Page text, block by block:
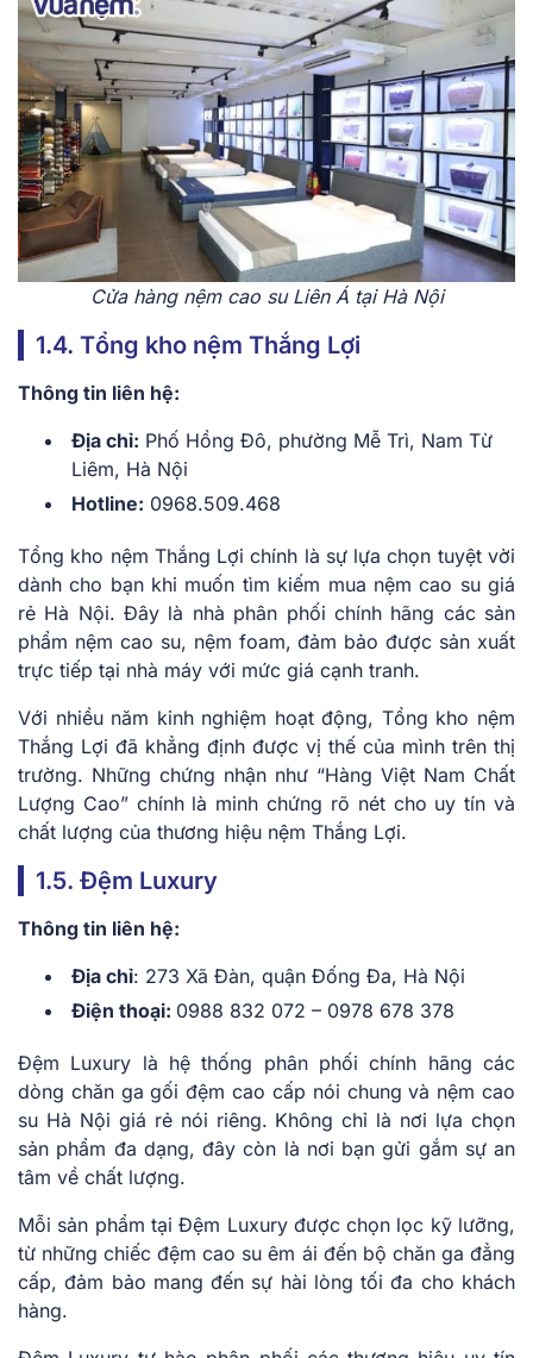
Cửa hàng nệm cao su Liên Á tại Hà Nội
1.4. Tổng kho nệm Thắng Lợi
Thông tin liên hệ:
Địa chỉ: Phố Hồng Đô, phường Mễ Trì, Nam Từ
Liêm, Hà Nội
Hotline: 0968.509.468
Tổng kho nệm Thắng Lợi chính là sự lựa chọn tuyệt vời
dành cho bạn khi muốn tìm kiếm mua nệm cao su giá
rẻ Hà Nội. Đây là nhà phân phối chính hãng các sản
phẩm nệm cao su, nệm foam, đảm bảo được sản xuất
trực tiếp tại nhà máy với mức giá cạnh tranh.
Với nhiều năm kinh nghiệm hoạt động, Tổng kho nệm
Thắng Lợi đã khẳng định được vị thế của mình trên thị
trường. Những chứng nhận như “Hàng Việt Nam Chất
Lượng Cao” chính là minh chứng rõ nét cho uy tín và
chất lượng của thương hiệu nệm Thắng Lợi.
1.5. Đệm Luxury
Thông tin liên hệ:
Địa chỉ: 273 Xã Đàn, quận Đống Đa, Hà Nội
Điện thoại: 0988 832 072 – 0978 678 378
Đệm Luxury là hệ thống phân phối chính hãng các
dòng chăn ga gối đệm cao cấp nói chung và nệm cao
su Hà Nội giá rẻ nói riêng. Không chỉ là nơi lựa chọn
sản phẩm đa dạng, đây còn là nơi bạn gửi gắm sự an
tâm về chất lượng.
Mỗi sản phẩm tại Đệm Luxury được chọn lọc kỹ lưỡng,
từ những chiếc đệm cao su êm ái đến bộ chăn ga đẳng
cấp, đảm bảo mang đến sự hài lòng tối đa cho khách
hàng.